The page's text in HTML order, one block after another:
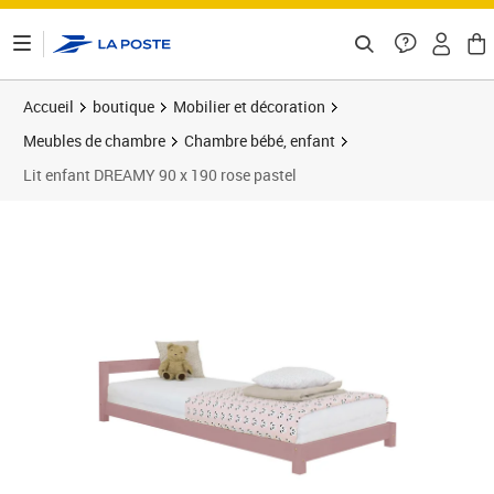
Accueil boutique
Mobilier et décoration
Meubles de chambre
Chambre bébé, enfant
Lit enfant DREAMY 90 x 190 rose pastel